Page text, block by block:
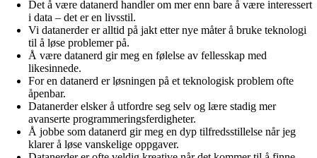
Det å være datanerd handler om mer enn bare å være interessert
i data – det er en livsstil.
Vi datanerder er alltid på jakt etter nye måter å bruke teknologi
til å løse problemer på.
Å være datanerd gir meg en følelse av fellesskap med
likesinnede.
For en datanerd er løsningen på et teknologisk problem ofte
åpenbar.
Datanerder elsker å utfordre seg selv og lære stadig mer
avanserte programmeringsferdigheter.
Å jobbe som datanerd gir meg en dyp tilfredsstillelse når jeg
klarer å løse vanskelige oppgaver.